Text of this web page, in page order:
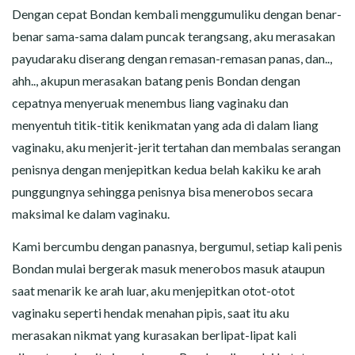
Dengan cepat Bondan kembali menggumuliku dengan benar-
benar sama-sama dalam puncak terangsang, aku merasakan
payudaraku diserang dengan remasan-remasan panas, dan..,
ahh.., akupun merasakan batang penis Bondan dengan
cepatnya menyeruak menembus liang vaginaku dan
menyentuh titik-titik kenikmatan yang ada di dalam liang
vaginaku, aku menjerit-jerit tertahan dan membalas serangan
penisnya dengan menjepitkan kedua belah kakiku ke arah
punggungnya sehingga penisnya bisa menerobos secara
maksimal ke dalam vaginaku.
Kami bercumbu dengan panasnya, bergumul, setiap kali penis
Bondan mulai bergerak masuk menerobos masuk ataupun
saat menarik ke arah luar, aku menjepitkan otot-otot
vaginaku seperti hendak menahan pipis, saat itu aku
merasakan nikmat yang kurasakan berlipat-lipat kali